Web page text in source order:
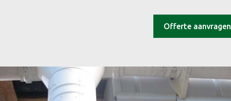
Offerte aanvragen